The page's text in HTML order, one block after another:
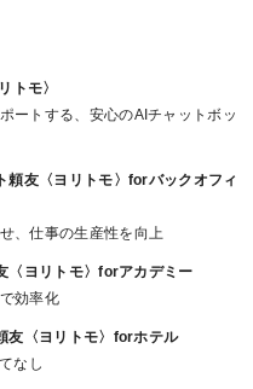
トモ〉
ートする、安心のAIチャットボッ
頼友〈ヨリトモ〉forバックオフィ
、仕事の生産性を向上
〈ヨリトモ〉forアカデミー
効率化
友〈ヨリトモ〉forホテル
なし